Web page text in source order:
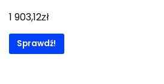
1 903,12zł
Sprawdź!